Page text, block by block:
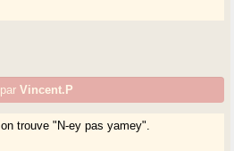
parVincent.P
trouve "N-ey pas yamey".